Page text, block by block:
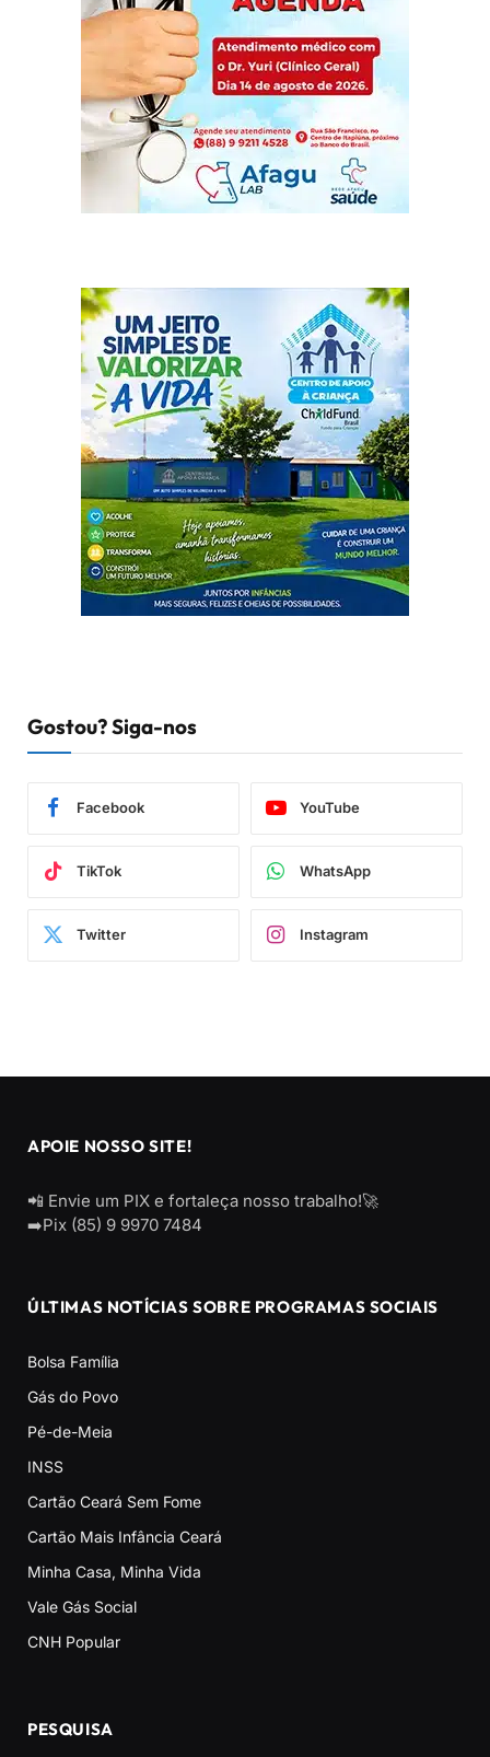
Gostou? Siga-nos
Facebook YouTube
TikTok WhatsApp
Twitter Instagram
APOIE NOSSO SITE!
📲 Envie um PIX e fortaleça nosso trabalho!🚀
➡️Pix (85) 9 9970 7484
ÚLTIMAS NOTÍCIAS SOBRE PROGRAMAS SOCIAIS
Bolsa Família
Gás do Povo
Pé-de-Meia
INSS
Cartão Ceará Sem Fome
Cartão Mais Infância Ceará
Minha Casa, Minha Vida
Vale Gás Social
CNH Popular
PESQUISA